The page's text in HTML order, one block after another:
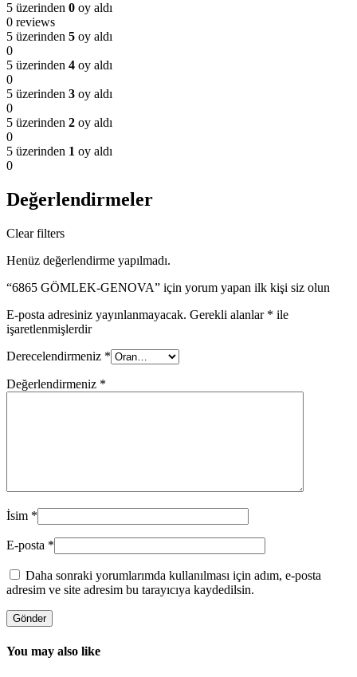
5 üzerinden 0 oy aldı
0 reviews
5 üzerinden 5 oy aldı
0
5 üzerinden 4 oy aldı
0
5 üzerinden 3 oy aldı
0
5 üzerinden 2 oy aldı
0
5 üzerinden 1 oy aldı
0
Değerlendirmeler
Clear filters
Henüz değerlendirme yapılmadı.
“6865 GÖMLEK-GENOVA” için yorum yapan ilk kişi siz olun
E-posta adresiniz yayınlanmayacak. Gerekli alanlar * ile
işaretlenmişlerdir
Derecelendirmeniz *
Değerlendirmeniz *
İsim *
E-posta *
Daha sonraki yorumlarımda kullanılması için adım, e-posta
adresim ve site adresim bu tarayıcıya kaydedilsin.
You may also like